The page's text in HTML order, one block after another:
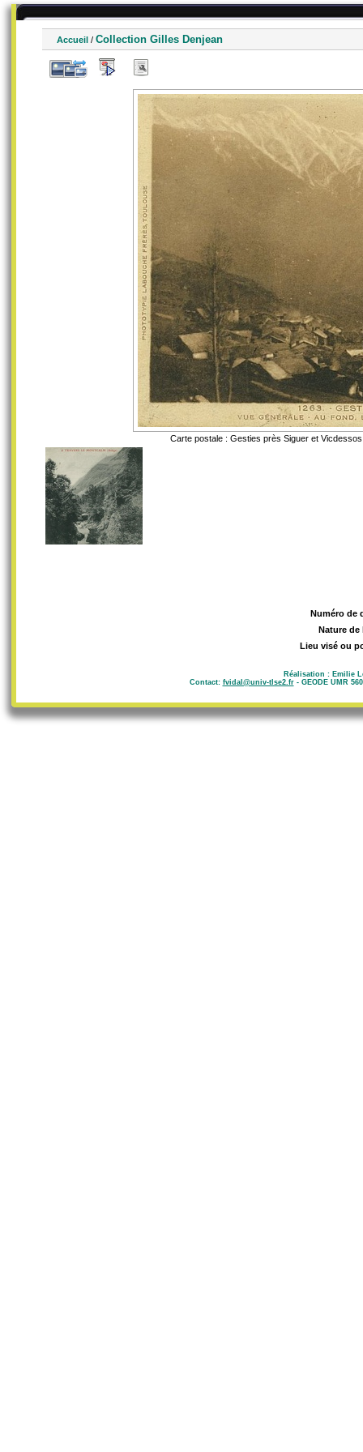
Accueil / Collection Gilles Denjean
Carte postale : Gesties près Siguer et
Numéro de
Nature de
Lieu visé ou
Réalisation : Emilie
Contact: fvidal@univ-tlse2.fr- GEODE UMR